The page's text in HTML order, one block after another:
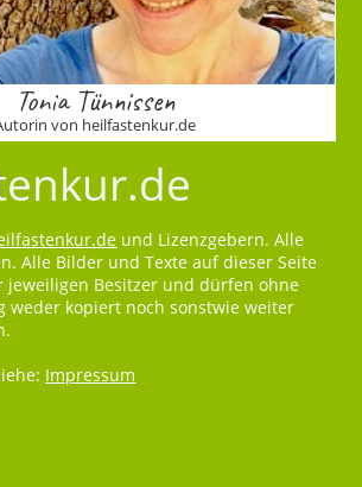
Tonia Tünnissen
von heilfastenkur.de
und Lizenzgebern. Alle
Alle Bilder und Texte auf dieser Seite
jeweiligen Besitzer und dürfen ohne
weder kopiert noch sonstwie weiter
Impressum